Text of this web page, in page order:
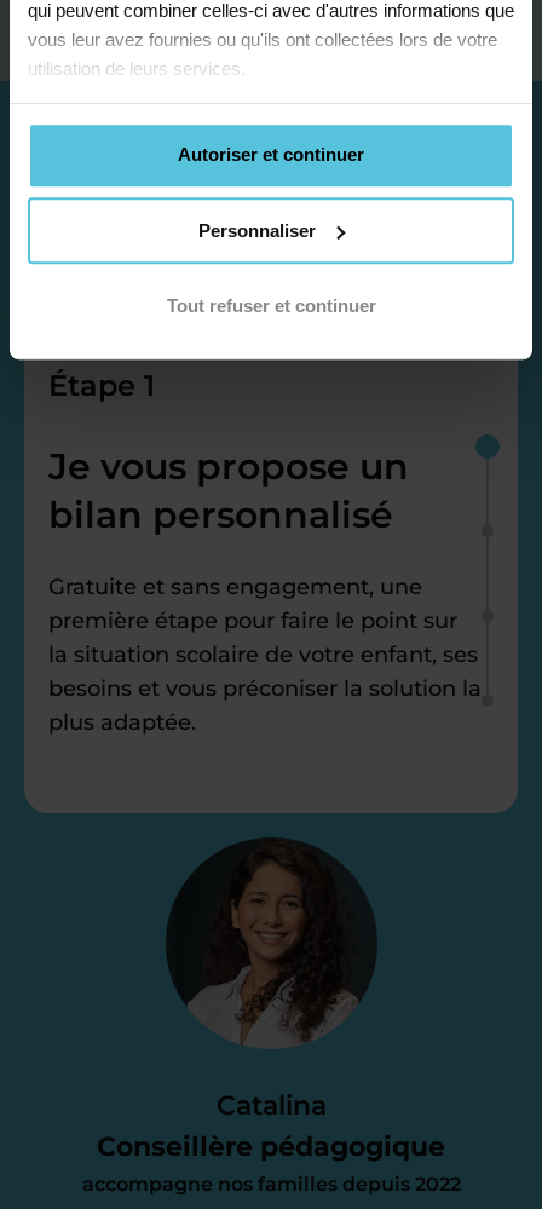
qui peuvent combiner celles-ci avec d'autres informations que
vous leur avez fournies ou qu'ils ont collectées lors de votre
utilisation de leurs services.
Autoriser et continuer
Personnaliser
Tout refuser et continuer
Catalina
Conseillère pédagogique
accompagne nos familles depuis 2022
Étape 1
Je vous propose un
bilan personnalisé
Gratuite et sans engagement, une
première étape pour faire le point sur
la situation scolaire de votre enfant, ses
besoins et vous préconiser la solution la
plus adaptée.
Étape 2
Je vous envoie une
proposition
d’accompagnement
parfait. À partir de maintenant nous
nous occupons de tout.